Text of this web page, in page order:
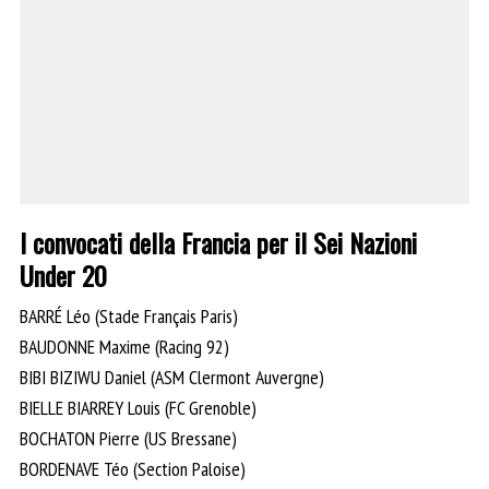
I convocati della Francia per il Sei Nazioni
Under 20
BARRÉ Léo (Stade Français Paris)
BAUDONNE Maxime (Racing 92)
BIBI BIZIWU Daniel (ASM Clermont Auvergne)
BIELLE BIARREY Louis (FC Grenoble)
BOCHATON Pierre (US Bressane)
BORDENAVE Téo (Section Paloise)